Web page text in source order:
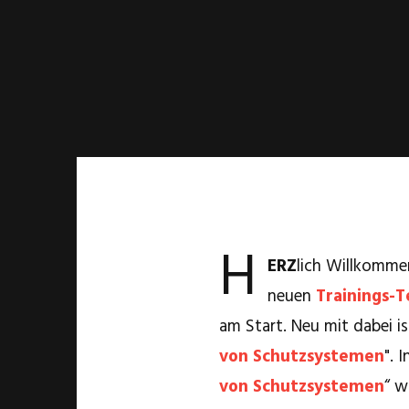
H ERZlich
neuen Trainings-
am Start. Neu mit dabei
von Schutzsystemen".
von Schutzsystemen“